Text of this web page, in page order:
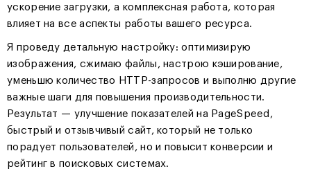
ускорение загрузки, а комплексная работа, которая
влияет на все аспекты работы вашего ресурса.
Я проведу детальную настройку: оптимизирую
изображения, сжимаю файлы, настрою кэширование,
уменьшю количество HTTP-запросов и выполню другие
важные шаги для повышения производительности.
Результат — улучшение показателей на PageSpeed,
быстрый и отзывчивый сайт, который не только
порадует пользователей, но и повысит конверсии и
рейтинг в поисковых системах.